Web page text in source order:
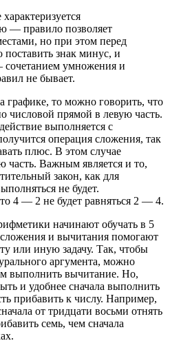
— правило позволяет
но при этом перед
поставить знак минус, и
умножения и
не бывает.
графике, то можно говорить, что
числовой прямой в левую часть.
выполняется с
операция сложения, так
плюс. В этом случае
часть. Важным является и то,
закон, как для
не будет.
4 — 2 не будет равняться 2 — 4.
начинают обучать в 5
и вычитания помогают
или иную задачу. Так, чтобы
аргумента, можно
выполнить вычитание. Но,
и удобнее сначала выполнить
прибавить к числу. Например,
от тридцати восьми отнять
семь, чем сначала